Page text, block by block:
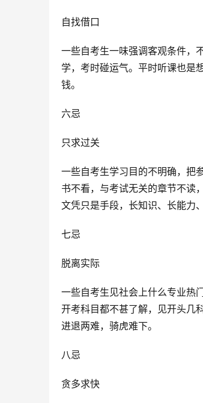
自找借口
一些自考生一味强调客观条件，
学，考时碰运气。平时听课也是
钱。
六忌
只求过关
一些自考生学习目的不明确，把
书不看，与考试无关的章节不读
文凭只是手段，长知识、长能力
七忌
脱离实际
一些自考生见社会上什么专业热
开考科目都不甚了解，见开头几
进退两难，骑虎难下。
八忌
贪多求快